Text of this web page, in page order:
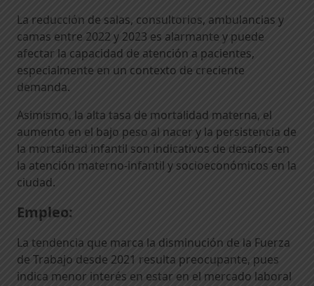
La reducción de salas, consultorios, ambulancias y
camas entre 2022 y 2023 es alarmante y puede
afectar la capacidad de atención a pacientes,
especialmente en un contexto de creciente
demanda.
Asimismo, la alta tasa de mortalidad materna, el
aumento en el bajo peso al nacer y la persistencia de
la mortalidad infantil son indicativos de desafíos en
la atención materno-infantil y socioeconómicos en la
ciudad.
Empleo:
La tendencia que marca la disminución de la Fuerza
de Trabajo desde 2021 resulta preocupante, pues
indica menor interés en estar en el mercado laboral